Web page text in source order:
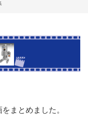
まとめました。